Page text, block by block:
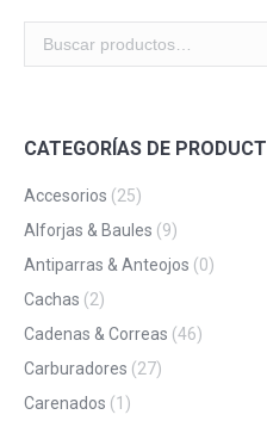
CATEGORÍAS DE
Accesorios (25)
Alforjas & Baules (9)
Antiparras & Anteojos (0)
Cachas (2)
Cadenas & Correas (46)
Carburadores (27)
Carenados (1)